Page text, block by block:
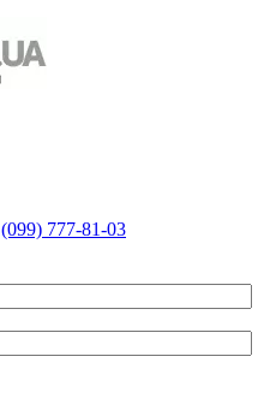
(099) 777-81-03